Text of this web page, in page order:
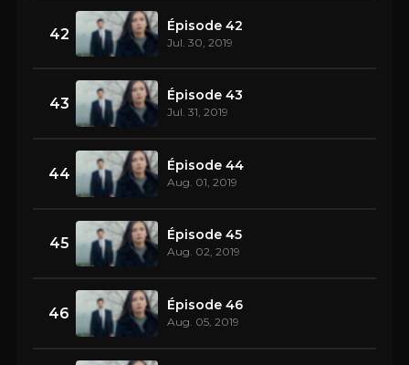
42 Épisode 42
Jul. 30, 2019
43 Épisode 43
Jul. 31, 2019
44 Épisode 44
Aug. 01, 2019
45 Épisode 45
Aug. 02, 2019
46 Épisode 46
Aug. 05, 2019